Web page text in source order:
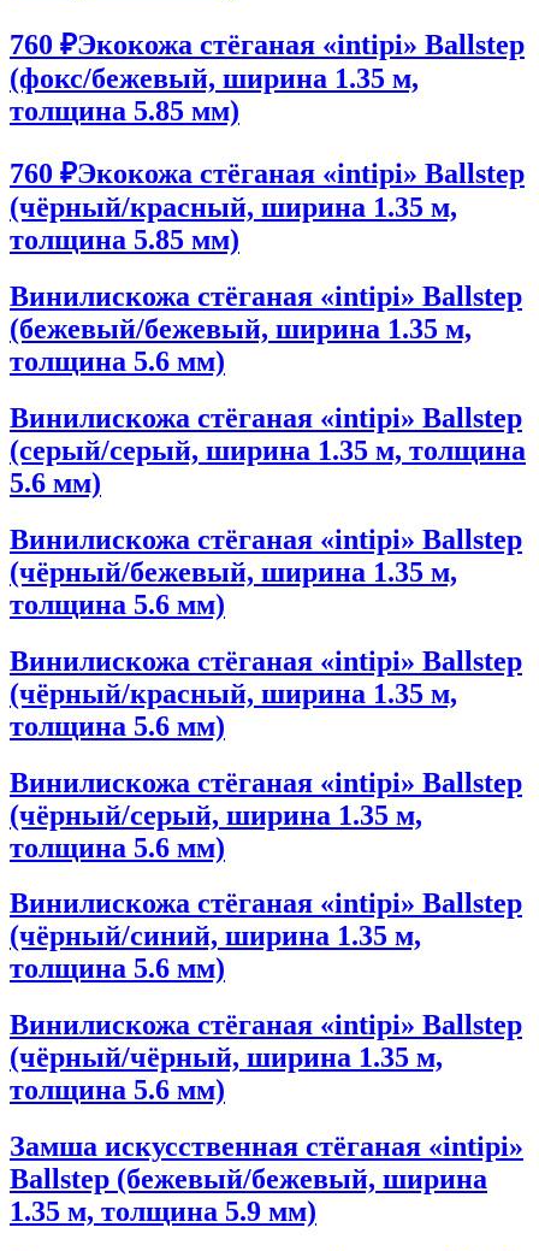
760 ₽Экокожа стёганая «intipi» Ballstep
(фокс/бежевый, ширина 1.35 м,
толщина 5.85 мм)
760 ₽Экокожа стёганая «intipi» Ballstep
(чёрный/красный, ширина 1.35 м,
толщина 5.85 мм)
Винилискожа стёганая «intipi» Ballstep
(бежевый/бежевый, ширина 1.35 м,
толщина 5.6 мм)
Винилискожа стёганая «intipi» Ballstep
(серый/серый, ширина 1.35 м, толщина
5.6 мм)
Винилискожа стёганая «intipi» Ballstep
(чёрный/бежевый, ширина 1.35 м,
толщина 5.6 мм)
Винилискожа стёганая «intipi» Ballstep
(чёрный/красный, ширина 1.35 м,
толщина 5.6 мм)
Винилискожа стёганая «intipi» Ballstep
(чёрный/серый, ширина 1.35 м,
толщина 5.6 мм)
Винилискожа стёганая «intipi» Ballstep
(чёрный/синий, ширина 1.35 м,
толщина 5.6 мм)
Винилискожа стёганая «intipi» Ballstep
(чёрный/чёрный, ширина 1.35 м,
толщина 5.6 мм)
Замша искусственная стёганая «intipi»
Ballstep (бежевый/бежевый, ширина
1.35 м, толщина 5.9 мм)